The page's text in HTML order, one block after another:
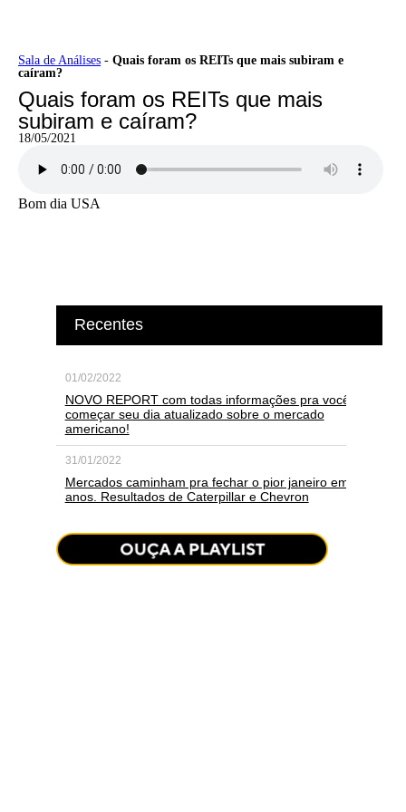
Ir
para
o
conteúdo
Sala de Análises - Quais foram os REITs que mais subiram e
caíram?
Quais foram os REITs que mais
subiram e caíram?
18/05/2021
Bom dia USA
Recentes
01/02/2022
NOVO REPORT com todas informações pra você
começar seu dia atualizado sobre o mercado
americano!
31/01/2022
Mercados caminham pra fechar o pior janeiro em
anos. Resultados de Caterpillar e Chevron